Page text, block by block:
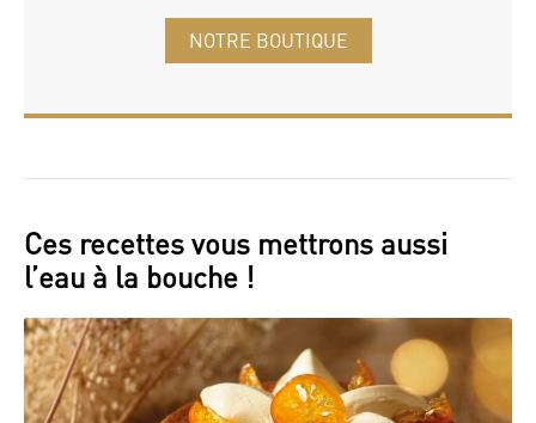
NOTRE BOUTIQUE
Ces recettes vous mettrons aussi
l’eau à la bouche !